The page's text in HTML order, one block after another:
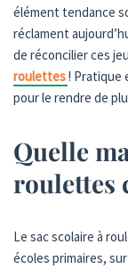
élément tendance
réclament
de réconcilier ces
roulettes! Pratique
pour le rendre de
Quelle
roulettes
Le sac scolaire à
écoles primaires,